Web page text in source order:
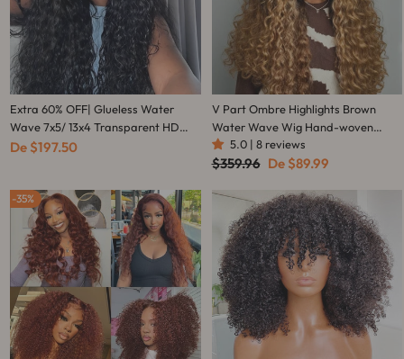
Extra 60% OFF| Glueless Water
Wave 7x5/ 13x4 Transparent HD
Lace Wig Pull and Go Invisible
De $197.50
V Part Ombre Highlights Brown
Water Wave Wig Hand-woven
Invisible Drawstring Glue-free 100%
Human Hair Beginner-friendly Flash
5.0 | 8 reviews
Precio
$359.96 Precio
oferta
De $89.99
35%